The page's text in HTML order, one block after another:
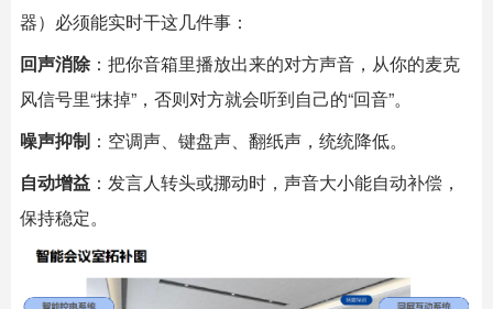
器）必须能实时干这几件事：
回声消除：把你音箱里播放出来的对方声音，从你的麦克
风信号里“抹掉”，否则对方就会听到自己的“回音”。
噪声抑制 ：空调声、键盘声、翻纸声，统统降低。
自动增益 ：发言人转头或挪动时，声音大小能自动补偿，
保持稳定。